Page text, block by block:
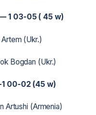
— 1 03-05 ( 45 w)
(Ukr.)
Bogdan (Ukr.)
1 00-02 (45 w)
Artushi (Armenia)